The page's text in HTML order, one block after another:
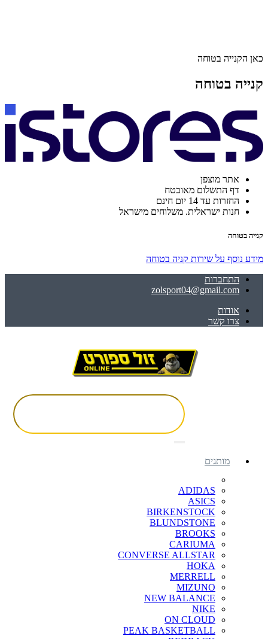
כאן הקנייה בטוחה
קנייה בטוחה
אתר מוצפן
דף התשלום מאובטח
החזרות עד 14 יום חינם
חנות ישראלית. משלוחים מישראל
קנייה בטוחה
מידע נוסף על שירות קניה בטוחה
התחברות
zolsport04@gmail.com
אודות
צרו קשר
מותגים
ADIDAS
ASICS
BIRKENSTOCK
BLUNDSTONE
BROOKS
CARIUMA
CONVERSE ALLSTAR
HOKA
MERRELL
MIZUNO
NEW BALANCE
NIKE
ON CLOUD
PEAK BASKETBALL